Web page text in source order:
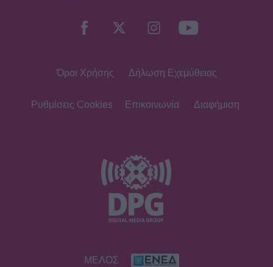
Όροι Χρήσης Δήλωση Εχεμύθειας
Ρυθμίσεις Cookies Επικοινωνία Διαφήμιση
ΜΕΛΟΣ